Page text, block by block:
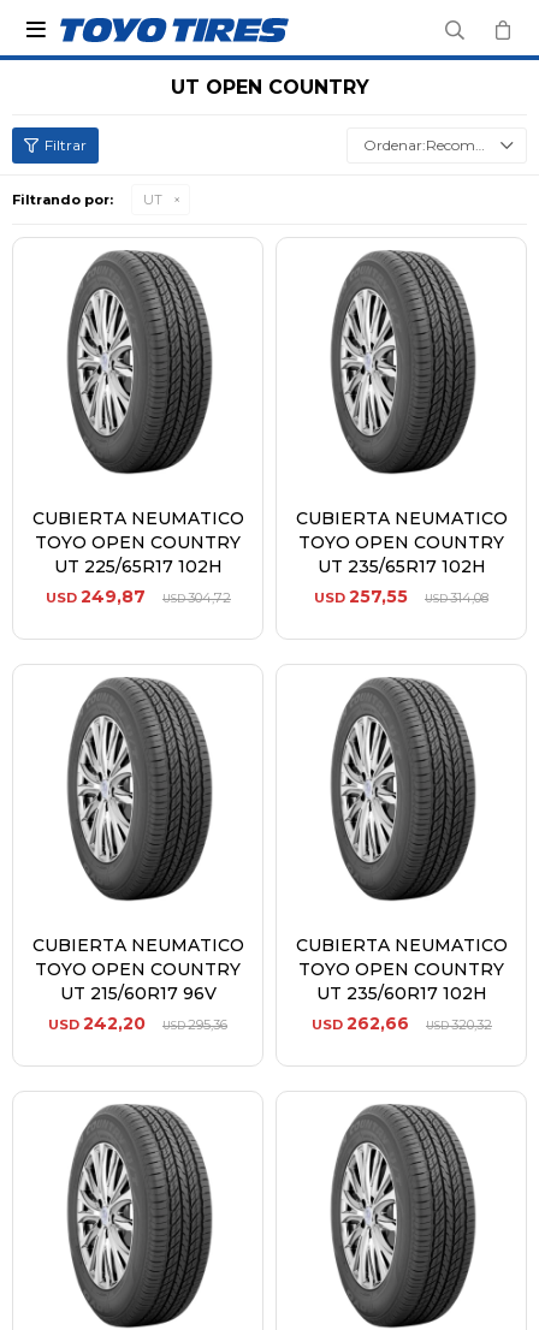

UT OPEN COUNTRY
Recomendados
Filtrando por: UT
CUBIERTA NEUMATICO
TOYO OPEN COUNTRY
UT 225/65R17 102H
USD 249,87 USD304,72
CUBIERTA NEUMATICO
TOYO OPEN COUNTRY
UT 235/65R17 102H
USD 257,55 USD314,08
CUBIERTA NEUMATICO
TOYO OPEN COUNTRY
UT 215/60R17 96V
USD 242,20 USD295,36
CUBIERTA NEUMATICO
TOYO OPEN COUNTRY
UT 235/60R17 102H
USD 262,66 USD320,32